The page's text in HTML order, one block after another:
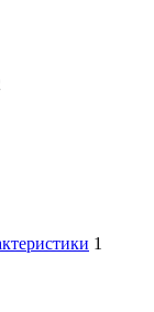
1